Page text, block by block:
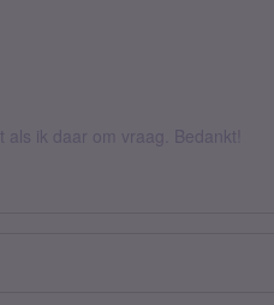
ik daar om vraag. Bedankt!